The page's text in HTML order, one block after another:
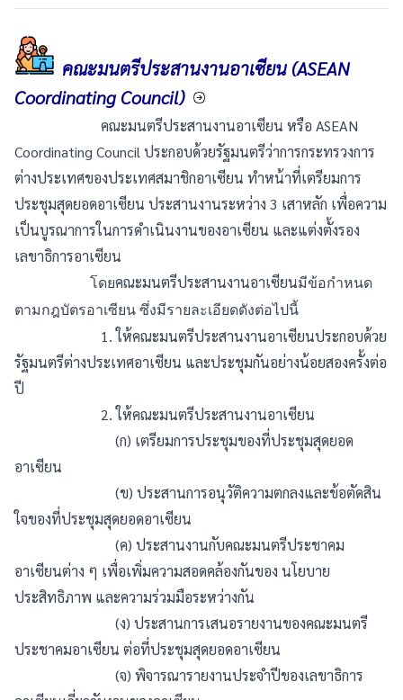
คณะมนตรีประสานงานอาเซียน (ASEAN
Coordinating Council)
คณะมนตรีประสานงานอาเซียน หรือ ASEAN
Coordinating Council ประกอบด้วยรัฐมนตรีว่าการกระทรวงการ
ต่างประเทศของประเทศสมาชิกอาเซียน ทำหน้าที่เตรียมการ
ประชุมสุดยอดอาเซียน ประสานงานระหว่าง 3 เสาหลัก เพื่อความ
เป็นบูรณาการในการดำเนินงานของอาเซียน และแต่งตั้งรอง
เลขาธิการอาเซียน
โดยคณะมนตรีประสานงานอาเซียนมีข้อกำหนด
ตามกฎบัตรอาเซียน ซึ่งมีรายละเอียดดังต่อไปนี้
1. ให้คณะมนตรีประสานงานอาเซียนประกอบด้วย
รัฐมนตรีต่างประเทศอาเซียน และประชุมกันอย่างน้อยสองครั้งต่อ
ปี
2. ให้คณะมนตรีประสานงานอาเซียน
(ก) เตรียมการประชุมของที่ประชุมสุดยอด
อาเซียน
(ข) ประสานการอนุวัติความตกลงและข้อตัดสิน
ใจของที่ประชุมสุดยอดอาเซียน
(ค) ประสานงานกับคณะมนตรีประชาคม
อาเซียนต่าง ๆ เพื่อเพิ่มความสอดคล้องกันของ นโยบาย
ประสิทธิภาพ และความร่วมมือระหว่างกัน
(ง) ประสานการเสนอรายงานของคณะมนตรี
ประชาคมอาเซียน ต่อที่ประชุมสุดยอดอาเซียน
(จ) พิจารณารายงานประจำปีของเลขาธิการ